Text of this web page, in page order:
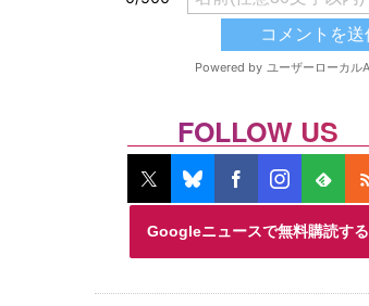
Googleニュースで無料購読する
FOLLOW US